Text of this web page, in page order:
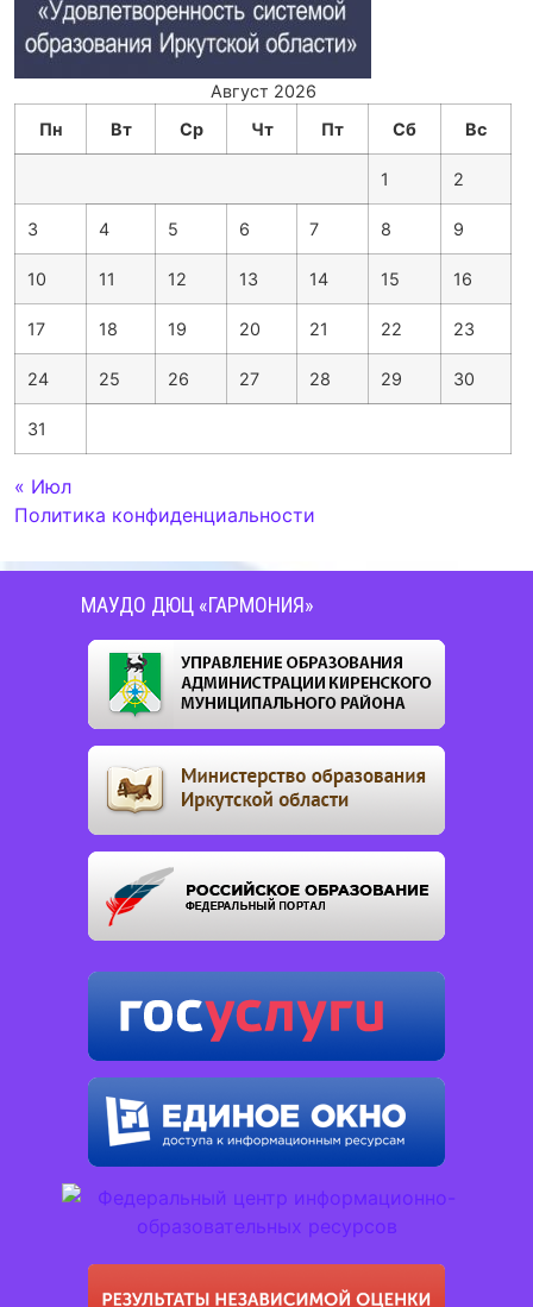
Август 2026
Пн
Вт Ср Чт Пт Сб Вс
1 2
3 4 5 6 7 8 9
10 11 12 13 14 15 16
17 18 19 20 21 22 23
24 25 26 27 28 29 30
31
« Июл
Политика конфиденциальности
МАУДО ДЮЦ «ГАРМОНИЯ»